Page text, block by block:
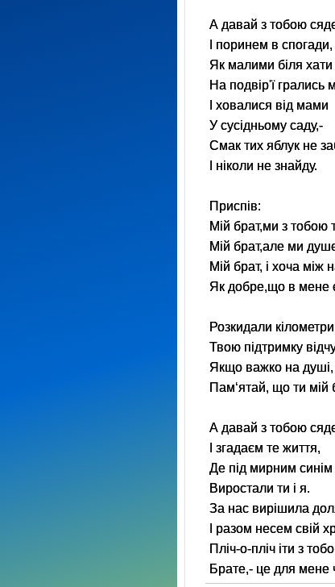
А давай з тобою
І поринем в спогади,
Як малими біля хати
На подвір'ї грались
І ховалися від мами
У сусідньому саду,-
Смак тих яблук не
І ніколи не знайду.
Приспів:
Мій брат,ми з тобою
Мій брат,але ми
Мій брат, і хоча між
Як добре,що в мене
Розкидали
Твою підтримку
Якщо важко на душі,
Пам‘ятай, що ти мій
А давай з тобою
І згадаєм те життя,
Де під мирним
Виростали ти і я.
За нас вирішила
І разом несем свій
Пліч-о-пліч іти з
Брате,- це для мене